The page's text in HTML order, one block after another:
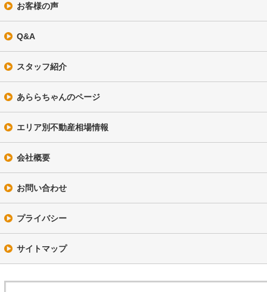
お客様の声
Q&A
スタッフ紹介
あららちゃんのページ
エリア別不動産相場情報
会社概要
お問い合わせ
プライバシー
サイトマップ